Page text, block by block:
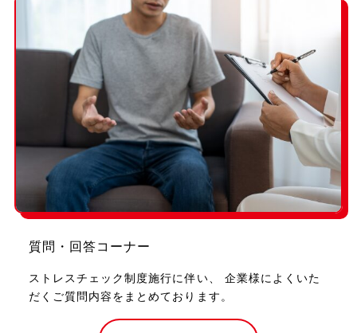
質問・回答コーナー
ストレスチェック制度施行に伴い、 企業様によくいた
だくご質問内容をまとめております。